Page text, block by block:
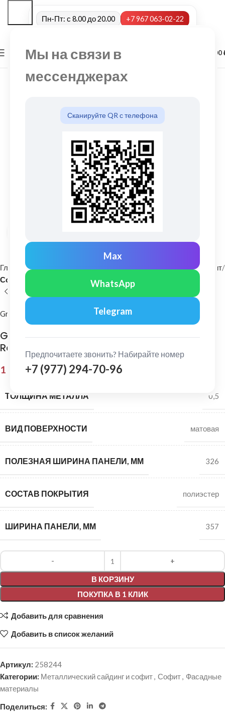
Мы на связи в
мессенджерах
Сканируйте QR с телефона
Max
WhatsApp
Telegram
Предпочитаете звонить? Набирайте номер
+7 (977) 294-70-96
Пн-Пт: с 8.00 до 20.00 +7 967 063-02-22
МЕНЮ 0,00
Главная Фасадные материалы Металлический сайдинг и софит
Софит
Grand Line
Grand Line: Софит центр. перфорация
Rooftop Бархат 0,5 мм Ral 7016
1 708,00 ₽
ТОЛЩИНА МЕТАЛЛА 0,5
ВИД ПОВЕРХНОСТИ матовая
ПОЛЕЗНАЯ ШИРИНА ПАНЕЛИ, ММ 326
СОСТАВ ПОКРЫТИЯ полиэстер
ШИРИНА ПАНЕЛИ, ММ 357
В КОРЗИНУ
ПОКУПКА В 1 КЛИК
Alternative:
Добавить для сравнения
Добавить в список желаний
Артикул: 258244
Категории: Металлический сайдинг и софит, Софит, Фасадные
материалы
Поделиться: